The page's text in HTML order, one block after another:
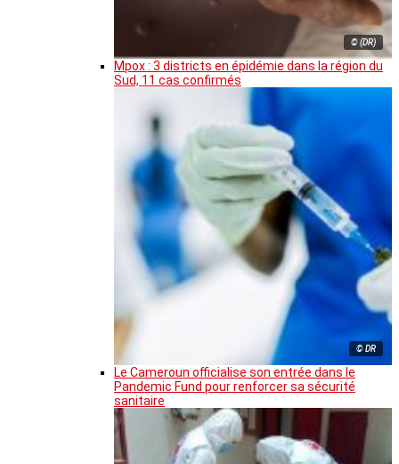
© (DR)
Mpox : 3 districts en épidémie dans la région du
Sud, 11 cas confirmés
© DR
Le Cameroun officialise son entrée dans le
Pandemic Fund pour renforcer sa sécurité
sanitaire